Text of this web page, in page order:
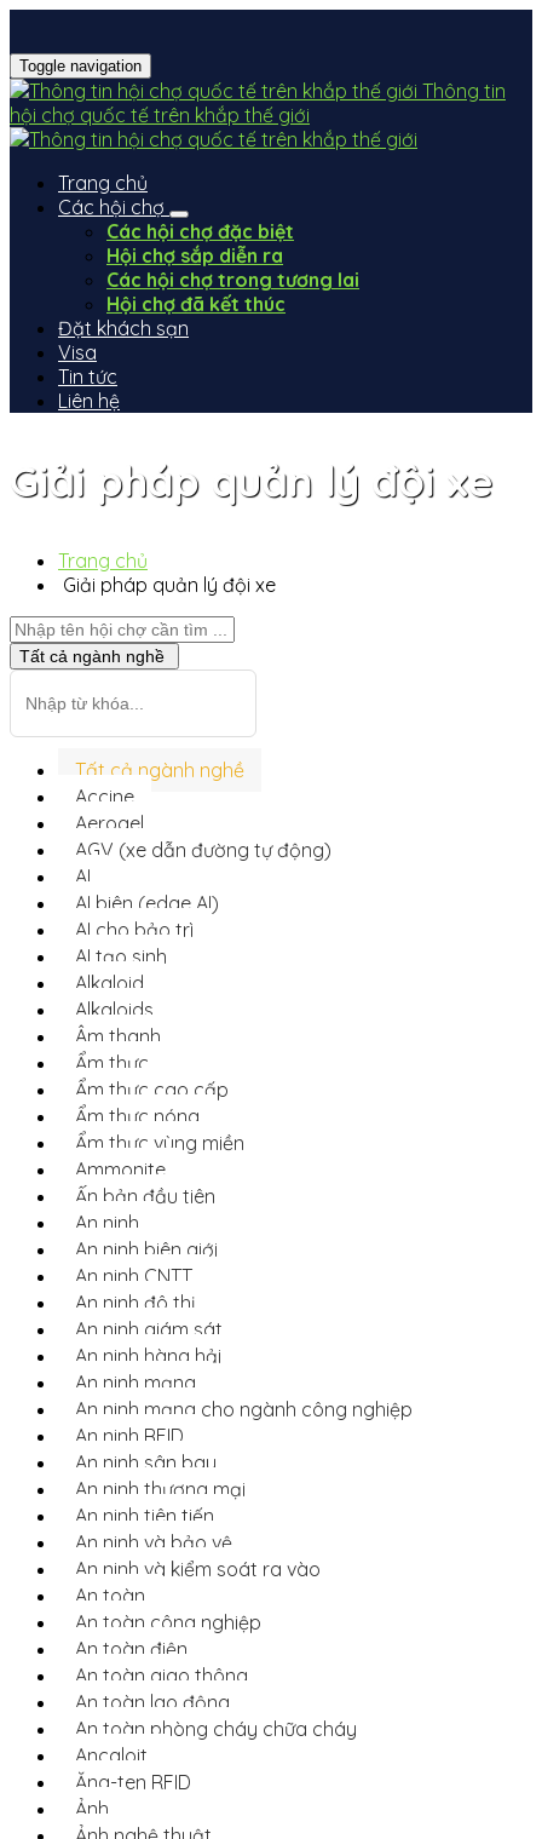
Toggle navigation
Thông tin
hội chợ quốc tế trên khắp thế giới
Trang chủ
Các hội chợ
Các hội chợ đặc biệt
Hội chợ sắp diễn ra
Các hội chợ trong tương lai
Hội chợ đã kết thúc
Đặt khách sạn
Visa
Tin tức
Liên hệ
Giải pháp quản lý đội xe
Trang chủ
Giải pháp quản lý đội xe
Tất cả ngành nghề
Tất cả ngành nghề
Accine
Aerogel
AGV (xe dẫn đường tự động)
AI
AI biên (edge AI)
AI cho bảo trì
AI tạo sinh
Alkaloid
Alkaloids
Âm thanh
Ẩm thực
Ẩm thực cao cấp
Ẩm thực nóng
Ẩm thực vùng miền
Ammonite
Ấn bản đầu tiên
An ninh
An ninh biên giới
An ninh CNTT
An ninh đô thị
An ninh giám sát
An ninh hàng hải
An ninh mạng
An ninh mạng cho ngành công nghiệp
An ninh RFID
An ninh sân bay
An ninh thương mại
An ninh tiên tiến
An ninh và bảo vệ
An ninh và kiểm soát ra vào
An toàn
An toàn công nghiệp
An toàn điện
An toàn giao thông
An toàn lao động
An toàn phòng cháy chữa cháy
Ancaloit
Ăng-ten RFID
Ảnh